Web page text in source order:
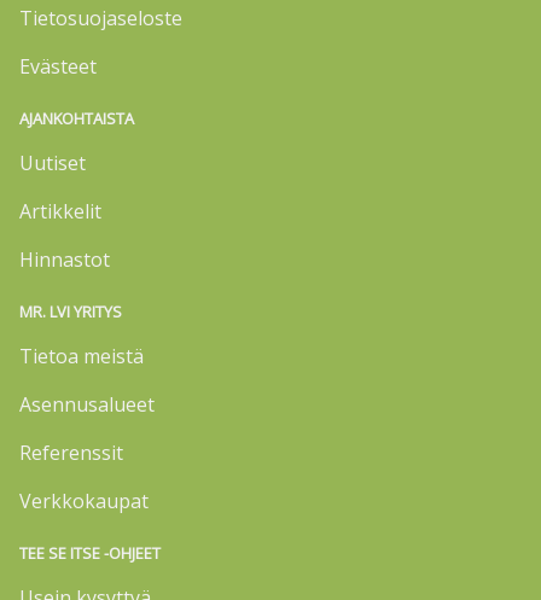
Tietosuojaseloste
Evästeet
AJANKOHTAISTA
Uutiset
Artikkelit
Hinnastot
MR. LVI YRITYS
Tietoa meistä
Asennusalueet
Referenssit
Verkkokaupat
TEE SE ITSE -OHJEET